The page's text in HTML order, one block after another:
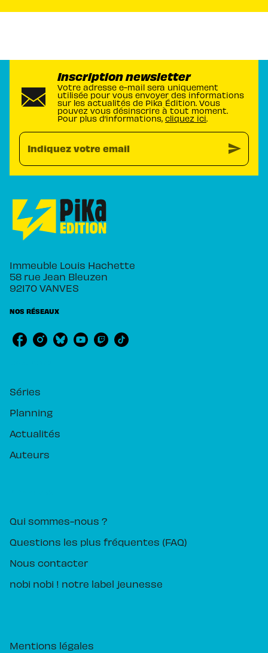
Inscription newsletter
Votre adresse e-mail sera uniquement
utilisée pour vous envoyer des informations
sur les actualités de Pika Édition. Vous
pouvez vous désinscrire à tout moment.
Pour plus d’informations, cliquez ici.
Indiquez votre email send
Immeuble Louis Hachette
58 rue Jean Bleuzen
92170 VANVES
NOS RÉSEAUX
Séries
Planning
Actualités
Auteurs
Qui sommes-nous ?
Questions les plus fréquentes (FAQ)
Nous contacter
nobi nobi ! notre label jeunesse
Mentions légales